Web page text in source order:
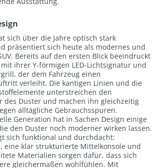
sich über die Jahre optisch stark
präsentiert sich heute als modernes und
Bereits auf den ersten Blick beeindruckt
ihrer Y-förmigen LED-Lichtsignatur und
der dem Fahrzeug einen
verleiht. Die kantigen Linien und die
unterstreichen den
des Duster und machen ihn gleichzeitig
alltägliche Gebrauchsspuren.
Generation hat in Sachen Design einige
den Duster noch moderner wirken lassen.
sich funktional und durchdacht:
eine klar strukturierte Mittelkonsole und
Materialien sorgen dafür, dass sich
gleichermaßen wohlfühlen. Mit